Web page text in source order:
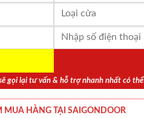
gọi lại tư vấn & hỗ trợ nhanh nhất có thể
MUA HÀNG TẠI SAIGONDOOR